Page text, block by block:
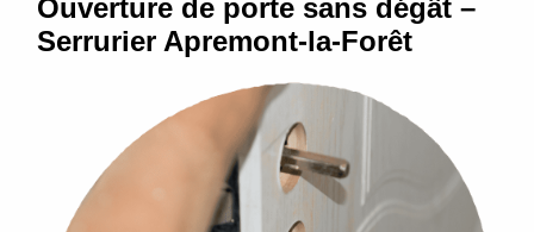
Ouverture de porte sans dégât –
Serrurier Apremont-la-Forêt